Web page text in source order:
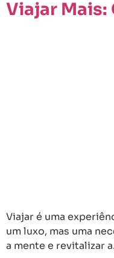
Viajar Mais:
Viajar é uma
um luxo, mas uma
a mente e revitalizar